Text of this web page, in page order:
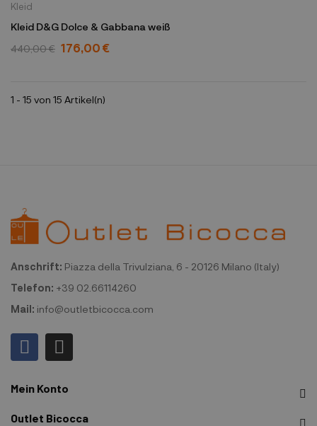
Kleid
Kleid D&G Dolce & Gabbana weiß
440,00 € 176,00 €
1 - 15 von 15 Artikel(n)
Anschrift: Piazza della Trivulziana, 6 - 20126 Milano (Italy)
Telefon: +39 02.66114260
Mail: info@outletbicocca.com
Mein Konto
Outlet Bicocca